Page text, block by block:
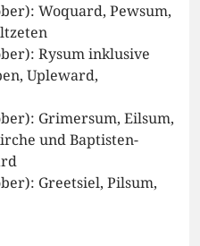
Woquard, Pewsum,
Rysum inklusive
Upleward,
Grimersum, Eilsum,
und Baptisten-
Greetsiel, Pilsum,